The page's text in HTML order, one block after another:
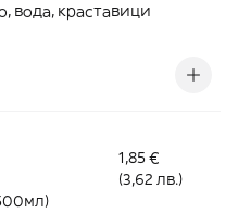
вода, краставици
1,85 €
(3,62 лв.)